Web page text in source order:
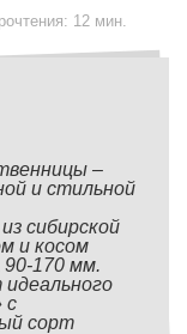
12 мин.
–
и стильной
сибирской
и косом
170 мм.
с
сорт